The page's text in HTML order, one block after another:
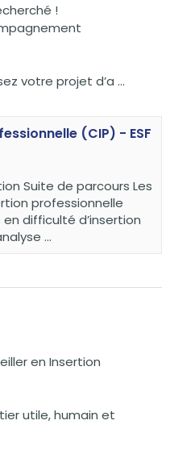
!
votre projet d’a ...
(CIP) - ESF
Suite de parcours Les
professionnelle
difficulté d’insertion
...
en Insertion
utile, humain et